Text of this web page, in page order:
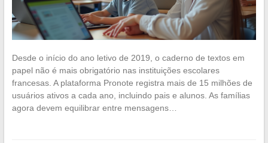
Desde o início do ano letivo de 2019, o caderno de textos em
papel não é mais obrigatório nas instituições escolares
francesas. A plataforma Pronote registra mais de 15 milhões de
usuários ativos a cada ano, incluindo pais e alunos. As famílias
agora devem equilibrar entre mensagens…